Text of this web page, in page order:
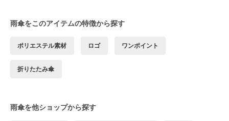
雨傘をこのアイテムの特徴から探す
ポリエステル素材 ロゴ ワンポイント
折りたたみ傘
雨傘を他ショップから探す